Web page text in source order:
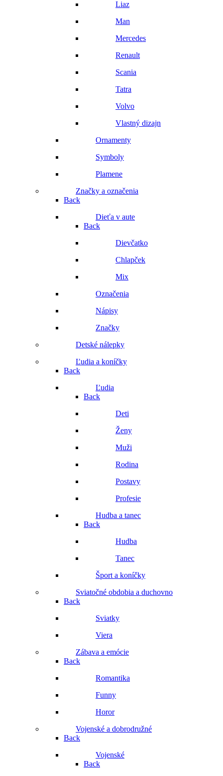
Liaz
Man
Mercedes
Renault
Scania
Tatra
Volvo
Vlastný dizajn
Ornamenty
Symboly
Plamene
Značky a označenia
Back
Dieťa v aute
Back
Dievčatko
Chlapček
Mix
Označenia
Nápisy
Značky
Detské nálepky
Ľudia a koníčky
Back
Ľudia
Back
Deti
Ženy
Muži
Rodina
Postavy
Profesie
Hudba a tanec
Back
Hudba
Tanec
Šport a koníčky
Sviatočné obdobia a duchovno
Back
Sviatky
Viera
Zábava a emócie
Back
Romantika
Funny
Horor
Vojenské a dobrodružné
Back
Vojenské
Back